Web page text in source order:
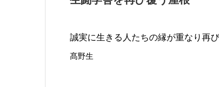
誠実に生きる人たちの縁が重なり再
髙野生